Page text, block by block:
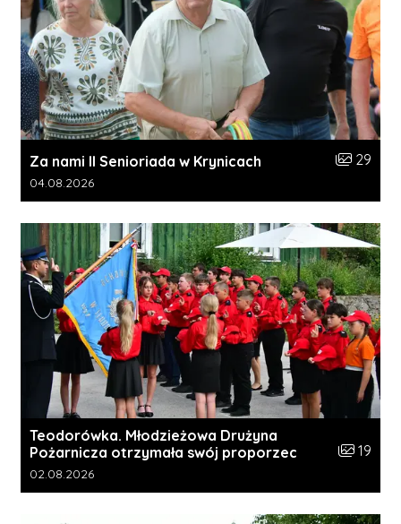
Za nami II Senioriada w Krynicach Liczba
29
Data dodania galerii:
04.08.2026
Teodorówka. Młodzieżowa Drużyna
Pożarnicza otrzymała swój proporzec
Liczba
19
Data dodania galerii:
02.08.2026